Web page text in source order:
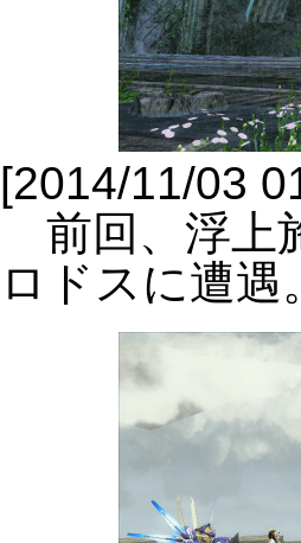
[2014/11/03
前回、浮上
ロドスに遭